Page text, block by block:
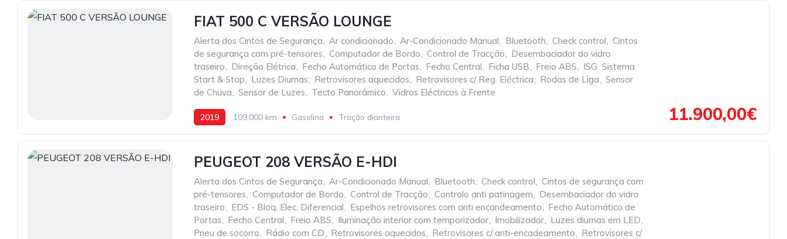
FIAT 500 C VERSÃO LOUNGE
Alerta dos Cintos de Segurança, Ar condicionado, Ar-Condicionado Manual, Bluetooth, Check control, Cintos
de segurança com pré-tensores, Computador de Bordo, Control de Tracção, Desembaciador do vidro
traseiro, Direção Elétrica, Fecho Automático de Portas, Fecho Central, Ficha USB, Freio ABS, ISG  Sistema
Start & Stop, Luzes Diurnas, Retrovisores aquecidos, Retrovisores c/ Reg. Eléctrica, Rodas de Liga, Sensor
de Chuva, Sensor de Luzes, Tecto Panorâmico, Vidros Eléctricos à Frente
2019 109.000 km Gasolina Tração dianteira 11.900,00€
PEUGEOT 208 VERSÃO E-HDI
Alerta dos Cintos de Segurança, Ar-Condicionado Manual, Bluetooth, Check control, Cintos de segurança com
pré-tensores, Computador de Bordo, Control de Tracção, Controlo anti patinagem, Desembaciador do vidro
traseiro, EDS - Bloq. Elec. Diferencial, Espelhos retrovisores com anti encandeamento, Fecho Automático de
Portas, Fecho Central, Freio ABS, Iluminação interior com temporizador, Imobilizador, Luzes diurnas em LED,
Pneu de socorro, Rádio com CD, Retrovisores aquecidos, Retrovisores c/ anti-encadeamento, Retrovisores c/